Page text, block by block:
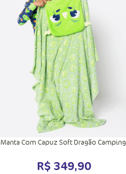
Manta Com Capuz Soft Dragão Camping
R$ 349,90